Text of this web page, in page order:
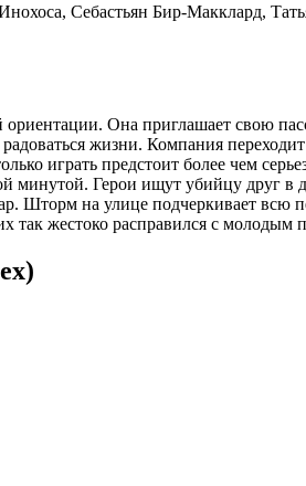
Себастьян Бир-Макклард,
Она приглашает свою
жизни. Компания
играть предстоит более чем
минутой. Герои ищут убийцу друг
Шторм на улице подчеркивает всю
так жестоко расправился с молодым